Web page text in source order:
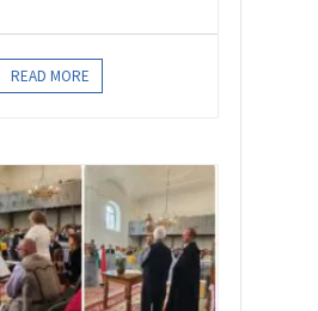
READ MORE